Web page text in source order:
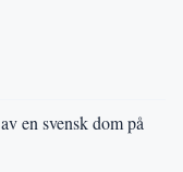
en svensk dom på